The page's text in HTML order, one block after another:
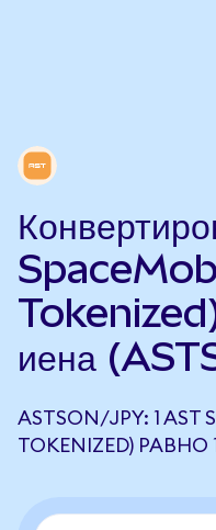
иена
ASTSON/JPY: 1 AST
TOKENIZED) РАВНО